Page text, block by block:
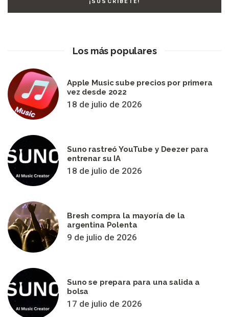
Los más populares
Apple Music sube precios por primera
vez desde 2022
18 de julio de 2026
Suno rastreó YouTube y Deezer para
entrenar su IA
18 de julio de 2026
Bresh compra la mayoría de la
argentina Polenta
9 de julio de 2026
Suno se prepara para una salida a
bolsa
17 de julio de 2026